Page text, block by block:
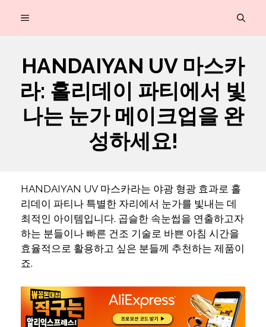
MENU
HANDAIYAN UV 마스카
라: 홀리데이 파티에서 빛
나는 눈가 메이크업을 완
성하세요!
HANDAIYAN UV 마스카라는 야광 형광 효과로 홀
리데이 파티나 특별한 자리에서 눈가를 빛내는 데
최적인 아이템입니다. 곱슬한 속눈썹을 연출하고자
하는 분들이나 빠른 건조 기술로 바쁜 아침 시간을
효율적으로 활용하고 싶은 분들께 추천하는 제품이
죠.